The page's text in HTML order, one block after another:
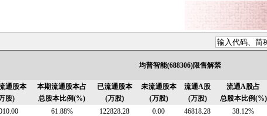
均普智能(688306)限售解禁
通股本
股)
本期流通股本占
总股本比例(%)
已流通股本
(万股)
未流通股本
(万股)
流通A股
(万股)
流通A股占
总股本比例(%)
61.88% 122828.28 0.00 46818.28 38.12%